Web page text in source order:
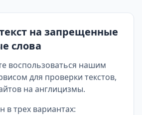
на запрещенные
слова
воспользоваться нашим
для проверки текстов,
на англицизмы.
в трех вариантах: